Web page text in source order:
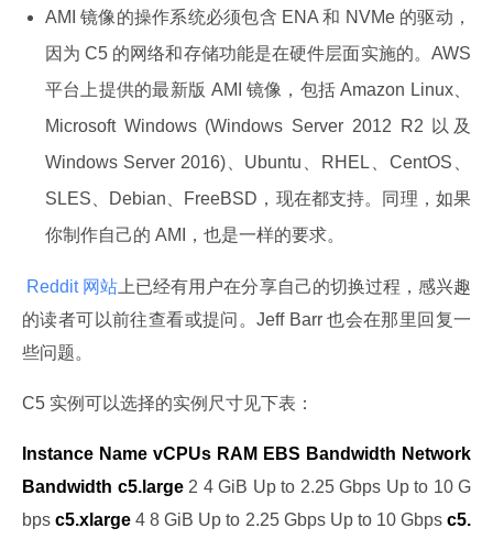
AMI 镜像的操作系统必须包含 ENA 和 NVMe 的驱动，
因为 C5 的网络和存储功能是在硬件层面实施的。AWS
平台上提供的最新版 AMI 镜像，包括 Amazon Linux、
Microsoft Windows (Windows Server 2012 R2 以及
Windows Server 2016)、Ubuntu、RHEL、CentOS、
SLES、Debian、FreeBSD，现在都支持。同理，如果
你制作自己的 AMI，也是一样的要求。
Reddit 网站 上已经有用户在分享自己的切换过程，感兴趣
的读者可以前往查看或提问。Jeff Barr 也会在那里回复一
些问题。
C5 实例可以选择的实例尺寸见下表：
Instance Name vCPUs RAM EBS Bandwidth Network
Bandwidth c5.large 2 4 GiB Up to 2.25 Gbps Up to 10 G
bps c5.xlarge 4 8 GiB Up to 2.25 Gbps Up to 10 Gbps c5.